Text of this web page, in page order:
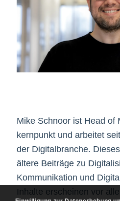
Mike Schnoor ist Head of
kernpunkt und arbeitet
der Digitalbranche.
ältere Beiträge zu
Kommunikation und
Inhalte erscheinen vor